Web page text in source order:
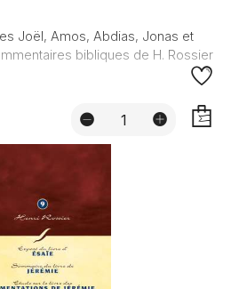
Joël, Amos, Abdias, Jonas et
bibliques de H. Rossier